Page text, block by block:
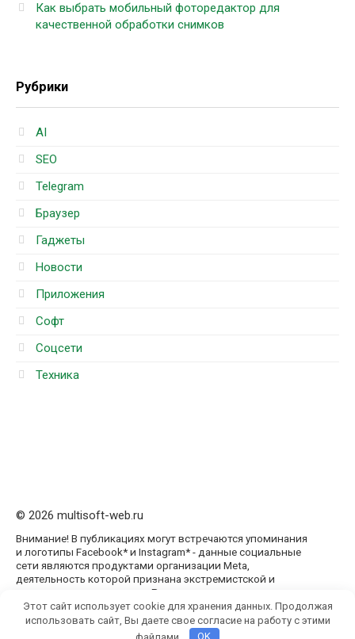
Как выбрать мобильный фоторедактор для
качественной обработки снимков
Рубрики
AI
SEO
Telegram
Браузер
Гаджеты
Новости
Приложения
Софт
Соцсети
Техника
© 2026 multisoft-web.ru
Внимание! В публикациях могут встречаются упоминания
и логотипы Facebook* и Instagram* - данные социальные
сети являются продуктами организации Meta,
деятельность которой признана экстремистской и
запрещена на территории России
Этот сайт использует cookie для хранения данных. Продолжая
использовать сайт, Вы даете свое согласие на работу с этими
файлами.
OK